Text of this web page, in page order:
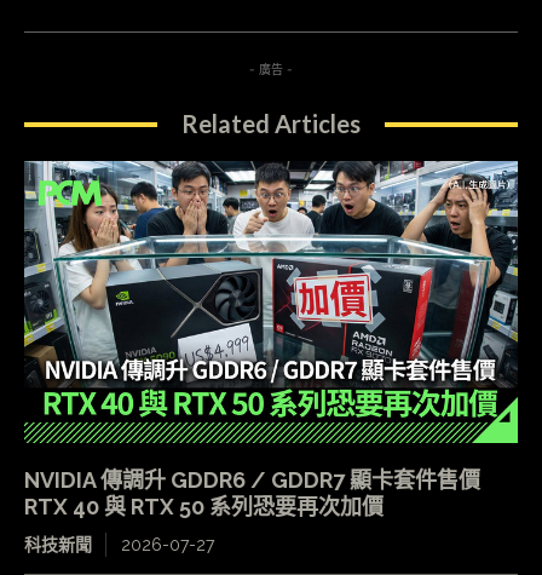
- 廣告 -
Related Articles
NVIDIA 傳調升 GDDR6 / GDDR7 顯卡套件售價
RTX 40 與 RTX 50 系列恐要再次加價
科技新聞 2026-07-27